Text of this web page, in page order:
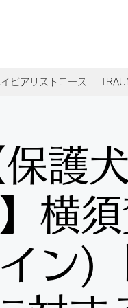
ビアリストコース
保護
横
ン)